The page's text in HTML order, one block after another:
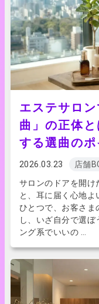
エステサロ
曲」の正体
する選曲のポ
2026.03.23 店舗
サロンのドアを開け
と、耳に届く心地よ
ひとつで、お客さま
し、いざ自分で選
ング系でいいの …